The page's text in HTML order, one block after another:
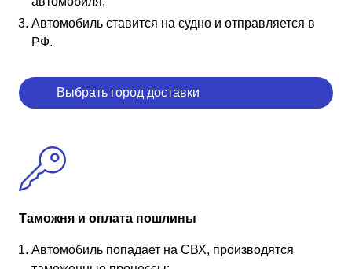
Автомобиль ставится на судно и отправляется в
РФ.
Выбрать город доставки
Таможня и оплата пошлины
Автомобиль попадает на СВХ, производятся